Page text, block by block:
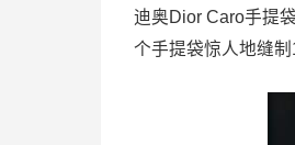
迪奥Dior Caro手提
个手提袋惊人地缝